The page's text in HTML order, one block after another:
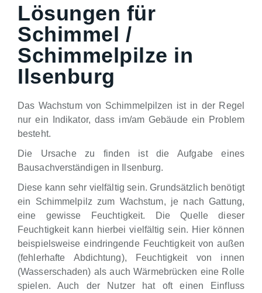
Lösungen für
Schimmel /
Schimmelpilze in
Ilsenburg
Das Wachstum von Schimmelpilzen ist in der Regel
nur ein Indikator, dass im/am Gebäude ein Problem
besteht.
Die Ursache zu finden ist die Aufgabe eines
Bausachverständigen in Ilsenburg.
Diese kann sehr vielfältig sein. Grundsätzlich benötigt
ein Schimmelpilz zum Wachstum, je nach Gattung,
eine gewisse Feuchtigkeit. Die Quelle dieser
Feuchtigkeit kann hierbei vielfältig sein. Hier können
beispielsweise eindringende Feuchtigkeit von außen
(fehlerhafte Abdichtung), Feuchtigkeit von innen
(Wasserschaden) als auch Wärmebrücken eine Rolle
spielen. Auch der Nutzer hat oft einen Einfluss